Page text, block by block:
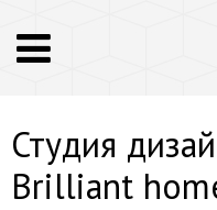
Студия
Brilliant